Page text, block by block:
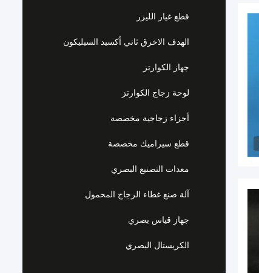
قطع غيار الليزر
الهدف الاخرق ثاني أكسيد السيليكون
جهاز الكوارتز
لوحة زجاج الكوارتز
أجزاء زجاجية مخصصة
قطع سيراميك مخصصة
معدات التصنيع البصري
آلة صنع غطاء الزجاج المحمول
جهاز قياس بصري
الكريستال البصري